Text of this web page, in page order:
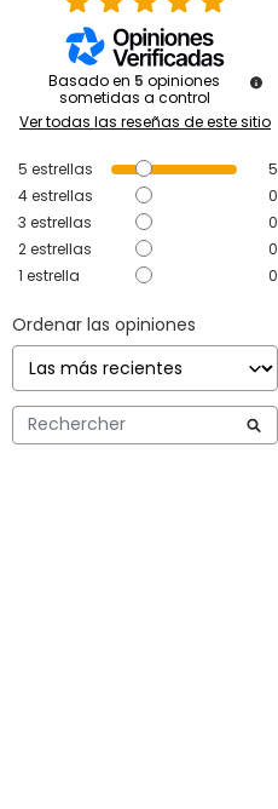
Basado en 5 opiniones
sometidas a control
Ver todas las reseñas de este sitio
5 estrellas
5
4estrellas
0
3 estrellas
0
2estrellas
0
1 estrella 0
Ordenar las opiniones